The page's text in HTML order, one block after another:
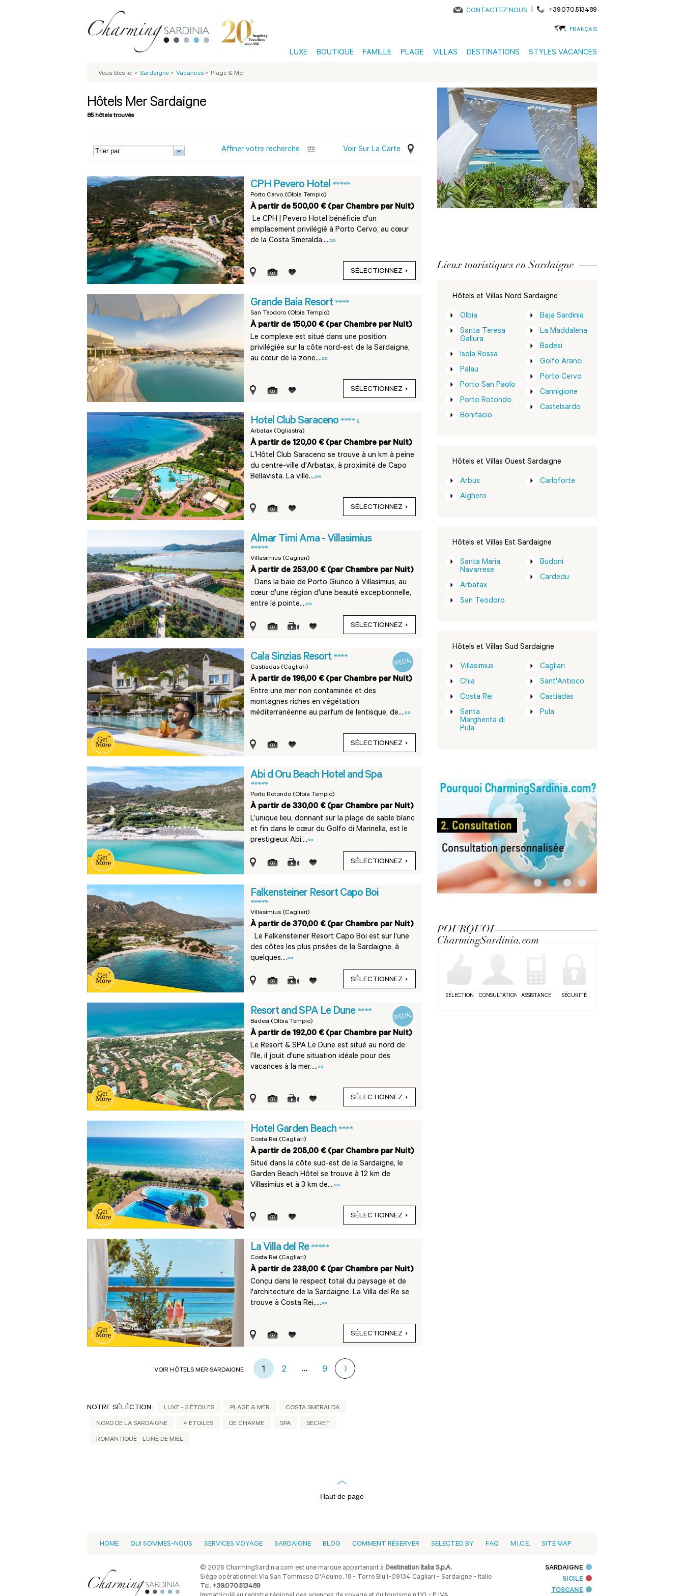
CONTACTEZ NOUS | +39.070.513489
FRANÇAIS
LUXE BOUTIQUE FAMILLE PLAGE VILLAS DESTINATIONS STYLES VACANCES
Vous êtes ici > Sardaigne > Vacances > Plage & Mer
Hôtels Mer Sardaigne
85 hôtels trouvés
Affiner votre recherche Voir Sur La Carte
CPH Pevero Hotel *****
Porto Cervo (Olbia Tempio)
À partir de 500,00 € (par Chambre par Nuit)
Le CPH | Pevero Hotel bénéficie d'un
emplacement privilégié à Porto Cervo, au cœur
de la Costa Smeralda.....»»
SÉLECTIONNEZ
Grande Baia Resort ****
San Teodoro (Olbia Tempio)
À partir de 150,00 € (par Chambre par Nuit)
Le complexe est situé dans une position
privilégiée sur la côte nord-est de la Sardaigne,
au cœur de la zone....»»
SÉLECTIONNEZ
Hotel Club Saraceno **** s
Arbatax (Ogliastra)
À partir de 120,00 € (par Chambre par Nuit)
L'Hôtel Club Saraceno se trouve à un km à peine
du centre-ville d'Arbatax, à proximité de Capo
Bellavista. La ville....»»
SÉLECTIONNEZ
Almar Timi Ama - Villasimius
*****
Villasimius (Cagliari)
À partir de 253,00 € (par Chambre par Nuit)
Dans la baie de Porto Giunco à Villasimius, au
cœur d'une région d'une beauté exceptionnelle,
entre la pointe....»»
SÉLECTIONNEZ
Cala Sinzias Resort ****
Castiadas (Cagliari)
À partir de 196,00 € (par Chambre par Nuit)
Entre une mer non contaminée et des
montagnes riches en végétation
méditerranéenne au parfum de lentisque, de....»»
SÉLECTIONNEZ
Abi d Oru Beach Hotel and Spa
*****
Porto Rotondo (Olbia Tempio)
À partir de 330,00 € (par Chambre par Nuit)
L’unique lieu, donnant sur la plage de sable blanc
et fin dans le cœur du Golfo di Marinella, est le
prestigieux Abi....»»
SÉLECTIONNEZ
Falkensteiner Resort Capo Boi
*****
Villasimius (Cagliari)
À partir de 370,00 € (par Chambre par Nuit)
Le Falkensteiner Resort Capo Boi est sur l’une
des côtes les plus prisées de la Sardaigne, à
quelques....»»
SÉLECTIONNEZ
Resort and SPA Le Dune ****
Badesi (Olbia Tempio)
À partir de 192,00 € (par Chambre par Nuit)
Le Resort & SPA Le Dune est situé au nord de
l’île, il jouit d'une situation idéale pour des
vacances à la mer.....»»
SÉLECTIONNEZ
Hotel Garden Beach ****
Costa Rei (Cagliari)
À partir de 205,00 € (par Chambre par Nuit)
Situé dans la côte sud-est de la Sardaigne, le
Garden Beach Hôtel se trouve à 12 km de
Villasimius et à 3 km de....»»
SÉLECTIONNEZ
La Villa del Re *****
Costa Rei (Cagliari)
À partir de 238,00 € (par Chambre par Nuit)
Conçu dans le respect total du paysage et de
l'architecture de la Sardaigne, La Villa del Re se
trouve à Costa Rei,....»»
SÉLECTIONNEZ
VOIR HÔTELS MER SARDAIGNE 1 2 ... 9
NOTRE SÉLÉCTION : LUXE - 5 ÉTOILES PLAGE & MER COSTA SMERALDA
NORD DE LA SARDAIGNE 4 ÉTOILES DE CHARME SPA SECRET
ROMANTIQUE - LUNE DE MIEL
Lieux touristiques en Sardaigne
Hôtels et Villas Nord Sardaigne
Olbia
Santa Teresa
Gallura
Isola Rossa
Palau
Porto San Paolo
Porto Rotondo
Bonifacio
Baja Sardinia
La Maddalena
Badesi
Golfo Aranci
Porto Cervo
Cannigione
Castelsardo
Hôtels et Villas Ouest Sardaigne
Arbus
Alghero
Carloforte
Hôtels et Villas Est Sardaigne
Santa Maria
Navarrese
Arbatax
San Teodoro
Budoni
Cardedu
Hôtels et Villas Sud Sardaigne
Villasimius
Chia
Costa Rei
Santa
Margherita di
Pula
Cagliari
Sant'Antioco
Castiadas
Pula
POURQUOI
CharmingSardinia.com
SÉLECTION CONSULTATION ASSISTANCE SÉCURITÉ
Haut de page
HOME QUI SOMMES-NOUS SERVICES VOYAGE SARDAIGNE BLOG COMMENT RÉSERVER SELECTED BY FAQ M.I.C.E. SITE MAP
© 2026 CharmingSardinia.com est une marque appartenant àDestination Italia S.p.A.
Siège opérationnel: Via San Tommaso D'Aquino, 18 - Torre Blu I-09134 Cagliari - Sardaigne - Italie
Tel. +39.070.513489
SARDAIGNE
SICILE
TOSCANE